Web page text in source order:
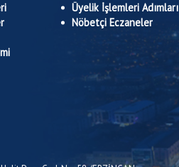
Üyelik İşlemleri Adımları
Nöbetçi Eczaneler